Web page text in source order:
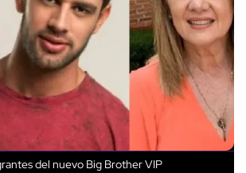
del nuevo Big Brother VIP